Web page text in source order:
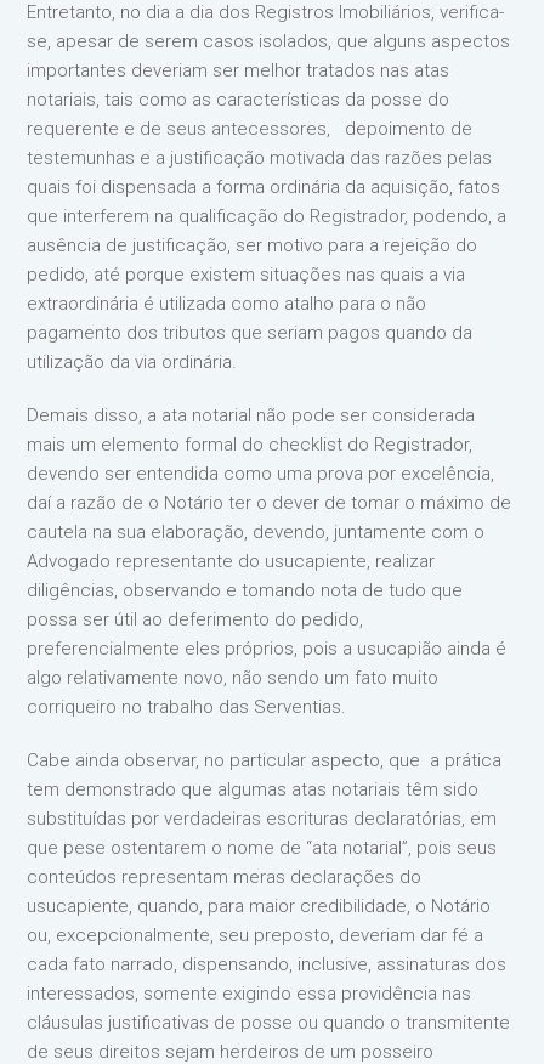
Entretanto, no dia a dia dos Registros Imobiliários, verifica-
se, apesar de serem casos isolados, que alguns aspectos
importantes deveriam ser melhor tratados nas atas
notariais, tais como as características da posse do
requerente e de seus antecessores, depoimento de
testemunhas e a justificação motivada das razões pelas
quais foi dispensada a forma ordinária da aquisição, fatos
que interferem na qualificação do Registrador, podendo, a
ausência de justificação, ser motivo para a rejeição do
pedido, até porque existem situações nas quais a via
extraordinária é utilizada como atalho para o não
pagamento dos tributos que seriam pagos quando da
utilização da via ordinária.
Demais disso, a ata notarial não pode ser considerada
mais um elemento formal do checklist do Registrador,
devendo ser entendida como uma prova por excelência,
daí a razão de o Notário ter o dever de tomar o máximo de
cautela na sua elaboração, devendo, juntamente com o
Advogado representante do usucapiente, realizar
diligências, observando e tomando nota de tudo que
possa ser útil ao deferimento do pedido,
preferencialmente eles próprios, pois a usucapião ainda é
algo relativamente novo, não sendo um fato muito
corriqueiro no trabalho das Serventias.
Cabe ainda observar, no particular aspecto, que a prática
tem demonstrado que algumas atas notariais têm sido
substituídas por verdadeiras escrituras declaratórias, em
que pese ostentarem o nome de “ata notarial”, pois seus
conteúdos representam meras declarações do
usucapiente, quando, para maior credibilidade, o Notário
ou, excepcionalmente, seu preposto, deveriam dar fé a
cada fato narrado, dispensando, inclusive, assinaturas dos
interessados, somente exigindo essa providência nas
cláusulas justificativas de posse ou quando o transmitente
de seus direitos sejam herdeiros de um posseiro